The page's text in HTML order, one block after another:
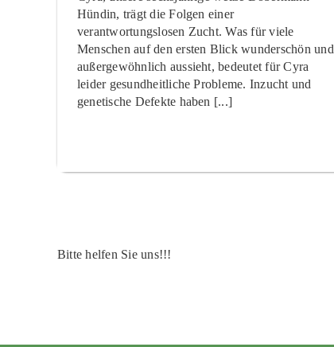
Hündin, trägt die Folgen einer
verantwortungslosen Zucht. Was für viele
Menschen auf den ersten Blick wunderschön und
außergewöhnlich aussieht, bedeutet für Cyra
leider gesundheitliche Probleme. Inzucht und
genetische Defekte haben [...]
Bitte helfen Sie uns!!!